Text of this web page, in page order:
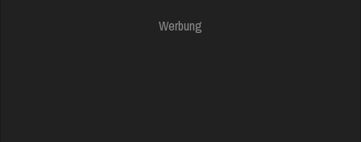
Werbung